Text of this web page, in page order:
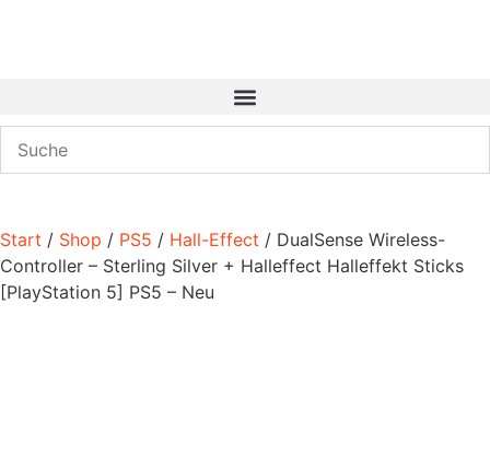
Start / Shop / PS5 / Hall-Effect / DualSense Wireless-
Controller – Sterling Silver + Halleffect Halleffekt Sticks
[PlayStation 5] PS5 – Neu